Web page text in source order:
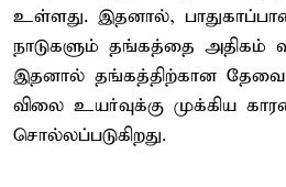
உள்ளது. இதனால்,
நாடுகளும் தங்கத்தை அதிகம்
இதனால் தங்கத்திற்கான தேவை
விலை உயர்வுக்கு முக்கிய
சொல்லப்படுகிறது.